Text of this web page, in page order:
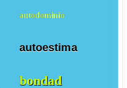
autodominio
autoestima
bondad